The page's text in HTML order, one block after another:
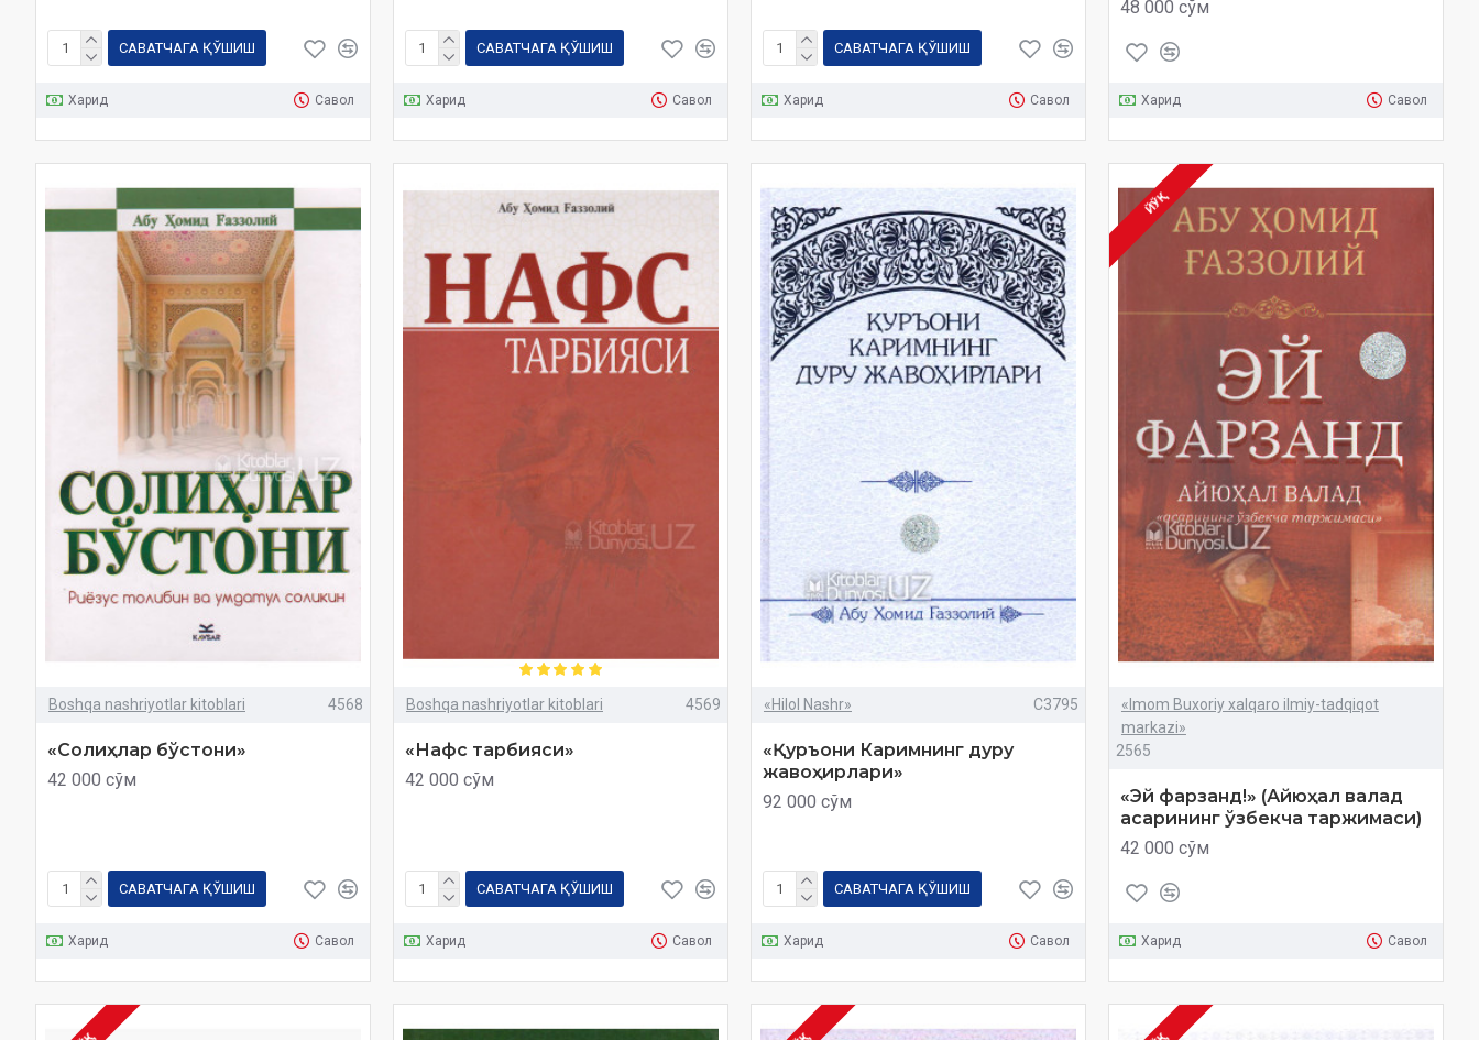
САВАТЧАГА ҚЎШИШ
Харид Савол
САВАТЧАГА ҚЎШИШ
Харид Савол
САВАТЧАГА ҚЎШИШ
Харид Савол
48 000 сўм
Харид Савол
Boshqa nashriyotlar kitoblari 4568
«Солиҳлар бўстони»
42 000 сўм
САВАТЧАГА ҚЎШИШ
Харид Савол
Boshqa nashriyotlar kitoblari 4569
«Нафс тарбияси»
42 000 сўм
САВАТЧАГА ҚЎШИШ
Харид Савол
«Hilol Nashr» C3795
«Қуръони Каримнинг дуру
жавоҳирлари»
92 000 сўм
САВАТЧАГА ҚЎШИШ
Харид Савол
ЙЎҚ
«Imom Buxoriy xalqaro ilmiy-tadqiqot
markazi»
2565
«Эй фарзанд!» (Айюҳал валад
асарининг ўзбекча таржимаси)
42 000 сўм
Харид Савол